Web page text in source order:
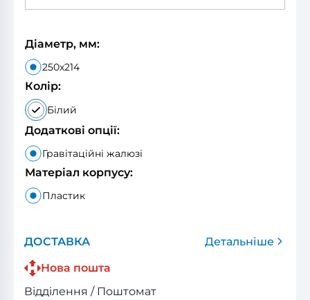
Діаметр, мм:
250х214
Колір:
Білий
Додаткові опції:
Гравітаційні жалюзі
Матеріал корпусу:
Пластик
ДОСТАВКА
Детальніше
Нова пошта
Відділення / Поштомат